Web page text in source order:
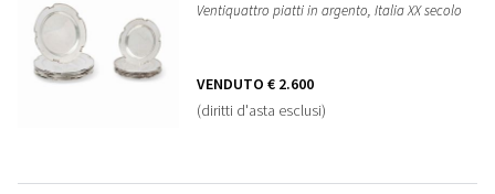
Ventiquattro piatti in argento, Italia XX secolo
VENDUTO € 2.600
(diritti d'asta esclusi)